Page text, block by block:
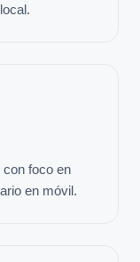
foco en
en móvil.